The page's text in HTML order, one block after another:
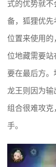
式的优势就
备，狐狸优
位置来使用
位地藏需要
要在最后方。
龙王则因为
组合很难攻
手。